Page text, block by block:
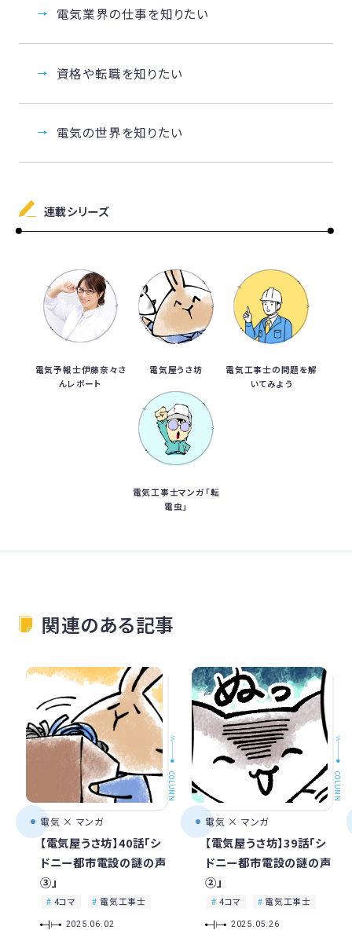
電気業界の仕事を知りたい
資格や転職を知りたい
電気の世界を知りたい
連載シリーズ
電気予報士伊藤奈々さ
んレポート
電気屋うさ坊
電気工事士の問題を解
いてみよう
電気工事士マンガ「転
電虫」
関連のある記事
COLUMN
電気 × マンガ
【電気屋うさ坊】40話「シ
ドニー都市電設の謎の声
③」
4コマ 電気工事士
2025.06.02
COLUMN
電気 × マンガ
【電気屋うさ坊】39話「シ
ドニー都市電設の謎の声
②」
4コマ 電気工事士
2025.05.26